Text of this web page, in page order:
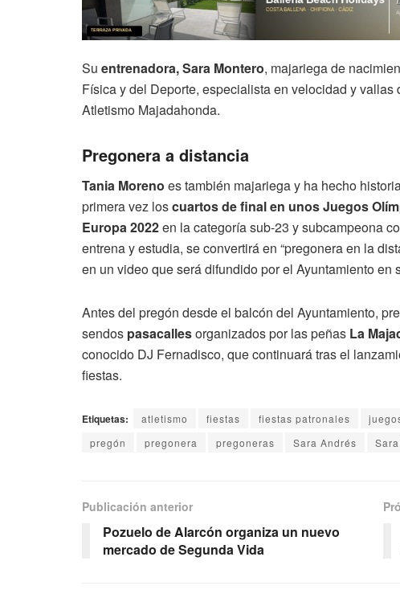
Su entrenadora, Sara Montero, majariega de
Física y del Deporte, especialista en velocidad y
Atletismo Majadahonda.
Pregonera a distancia
Tania Moreno es también majariega y ha hecho
primera vez loscuartos de final en unos Juegos
Europa 2022en la categoría sub-23 y subcampeona
entrena y estudia, se convertirá en “pregonera en la
en un video que será difundido por el Ayuntamiento en
Antes del pregón desde el balcón del Ayuntamiento,
sendos pasacallesorganizados por las peñas La
conocido DJ Fernadisco, que continuará tras el
fiestas.
Etiquetas: atletismo fiestas fiestas patronales
pregón
pregonera pregoneras Sara Andrés
Publicación anterior
Pozuelo de Alarcón organiza un nuevo
mercado de Segunda Vida